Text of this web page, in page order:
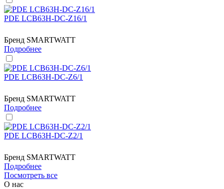
PDE LCB63H-DC-Z16/1
Бренд SMARTWATT
Подробнее
PDE LCB63H-DC-Z6/1
Бренд SMARTWATT
Подробнее
PDE LCB63H-DC-Z2/1
Бренд SMARTWATT
Подробнее
Посмотреть все
О нас